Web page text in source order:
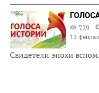
729
13
Свидетели эпохи